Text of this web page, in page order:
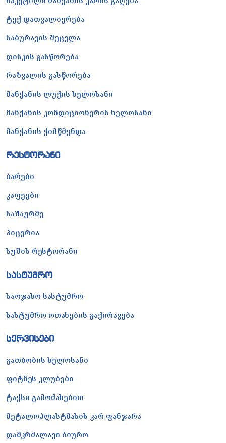
ტექ დათვალიერება
საბურავის შეცვლა
დისკის გასწორება
რაზვალის გასწორება
მანქანის ლუქის ხელოსანი
მანქანის კონდიციონერის ხელოსანი
მანქანის ქიმწმენდა
რესტორანი
ბარები
კაფეები
საშაურმე
პიცერია
სუშის რესტორანი
სასტუმრო
საოჯახო სასტუმრო
სასტუმრო ოთახების გაქირავება
სერვისები
გათბობის ხელოსანი
ფიტნეს კლუბები
ტაქსი გამოძახებით
მეტალოპლასტმასის კარ ფანჯარა
დამკრძალავი ბიურო